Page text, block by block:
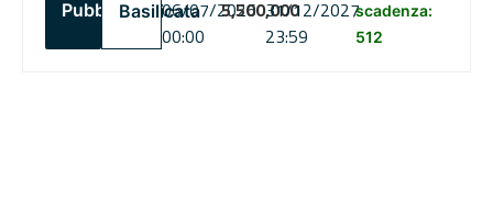
PubblicoBasilicata06/07/2026
00:00
5,500,00031/12/2027
23:59
scadenza:
512